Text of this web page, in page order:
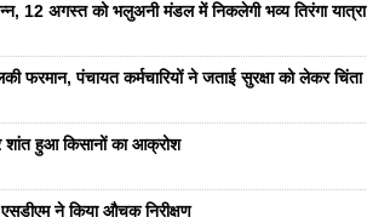
12 अगस्त को भलुअनी मंडल में निकलेगी भव्य तिरंगा यात्रा
फरमान, पंचायत कर्मचारियों ने जताई सुरक्षा को लेकर चिंता
हुआ किसानों का आक्रोश
ने किया औचक निरीक्षण